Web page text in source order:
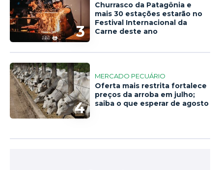
3
Churrasco da Patagônia e
mais 30 estações estarão no
Festival Internacional da
Carne deste ano
4
MERCADO PECUÁRIO
Oferta mais restrita fortalece
preços da arroba em julho;
saiba o que esperar de agosto